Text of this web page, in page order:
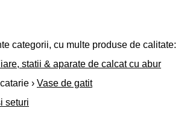
categorii, cu multe produse de calitate:
statii & aparate de calcat cu abur
› Vase de gatit
seturi